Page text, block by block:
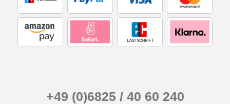
+49 (0)6825 / 40 60 240